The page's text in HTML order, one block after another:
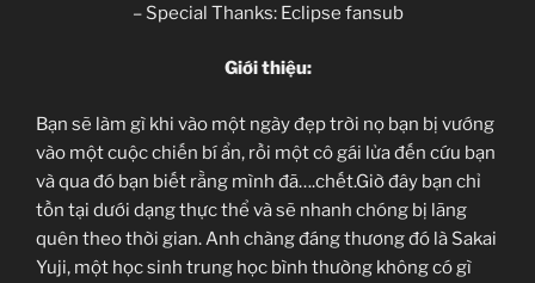
– Special Thanks: Eclipse fansub
Giới thiệu:
Bạn sẽ làm gì khi vào một ngày đẹp trời nọ bạn bị vướng
vào một cuộc chiến bí ẩn, rồi một cô gái lửa đến cứu bạn
và qua đó bạn biết rằng mình đã….chết.Giờ đây bạn chỉ
tồn tại dưới dạng thực thể và sẽ nhanh chóng bị lãng
quên theo thời gian. Anh chàng đáng thương đó là Sakai
Yuji, một học sinh trung học bình thường không có gì